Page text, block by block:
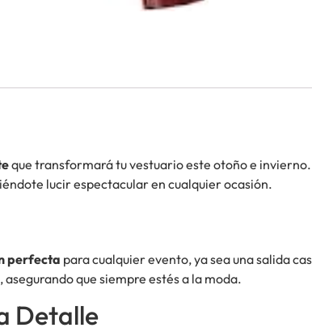
que transformará tu vestuario este otoño e
lucir espectacular en cualquier ocasión.
perfecta para cualquier evento, ya sea una salida
que siempre estés a la moda.
Detalle